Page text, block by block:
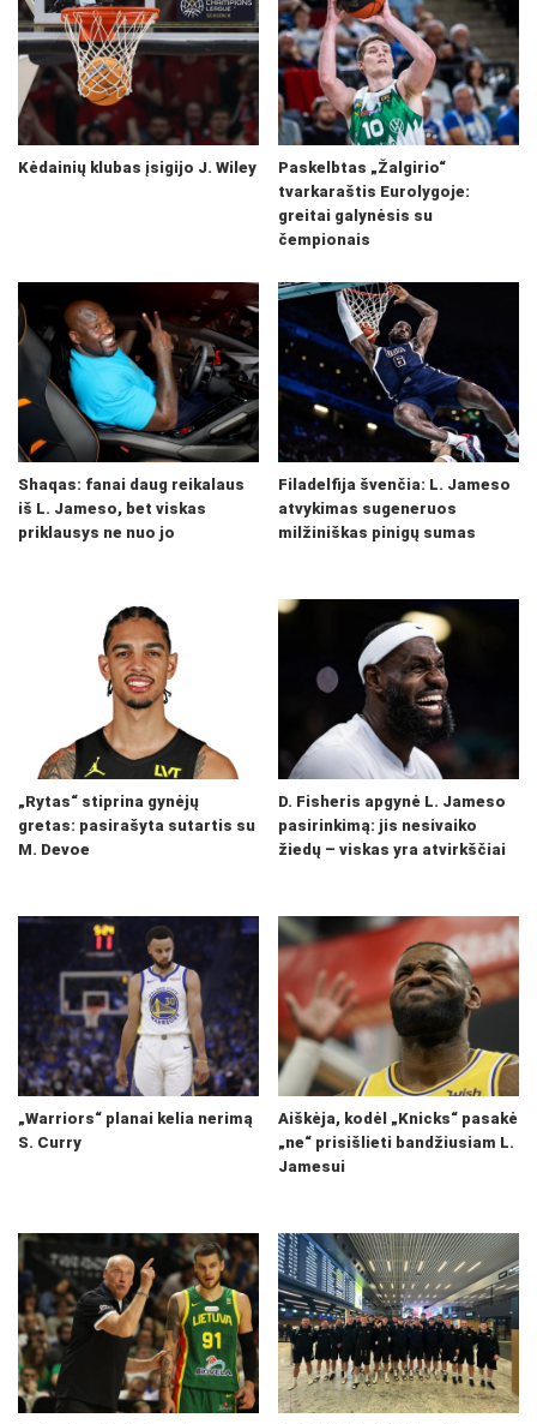
Kėdainių klubas įsigijo J. Wiley
Paskelbtas „Žalgirio“
tvarkaraštis Eurolygoje:
greitai galynėsis su
čempionais
Shaqas: fanai daug reikalaus
iš L. Jameso, bet viskas
priklausys ne nuo jo
Filadelfija švenčia: L. Jameso
atvykimas sugeneruos
milžiniškas pinigų sumas
„Rytas“ stiprina gynėjų
gretas: pasirašyta sutartis su
M. Devoe
D. Fisheris apgynė L. Jameso
pasirinkimą: jis nesivaiko
žiedų – viskas yra atvirkščiai
„Warriors“ planai kelia nerimą
S. Curry
Aiškėja, kodėl „Knicks“ pasakė
„ne“ prisišlieti bandžiusiam L.
Jamesui